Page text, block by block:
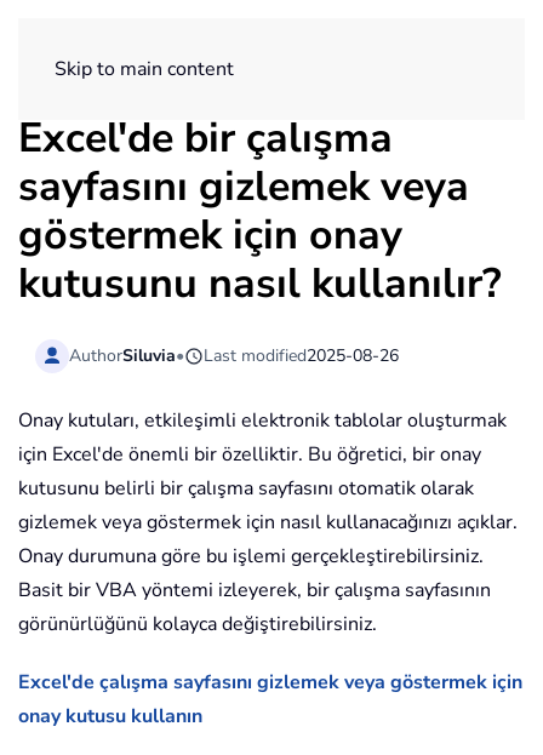
Skip to main content
Excel'de bir çalışma
sayfasını gizlemek veya
göstermek için onay
kutusunu nasıl kullanılır?
AuthorSiluvia• Last modified2025-08-26
Onay kutuları, etkileşimli elektronik tablolar oluşturmak
için Excel'de önemli bir özelliktir. Bu öğretici, bir onay
kutusunu belirli bir çalışma sayfasını otomatik olarak
gizlemek veya göstermek için nasıl kullanacağınızı açıklar.
Onay durumuna göre bu işlemi gerçekleştirebilirsiniz.
Basit bir VBA yöntemi izleyerek, bir çalışma sayfasının
görünürlüğünü kolayca değiştirebilirsiniz.
Excel'de çalışma sayfasını gizlemek veya göstermek için
onay kutusu kullanın